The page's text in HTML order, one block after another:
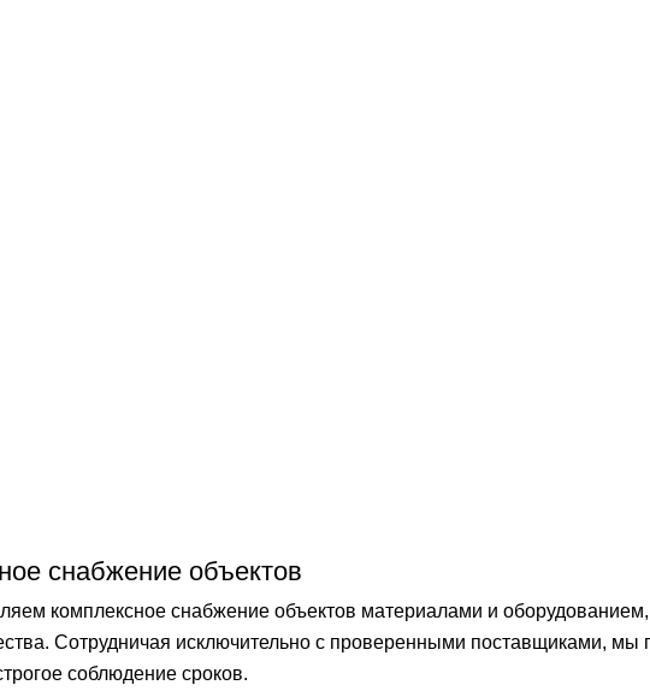
снабжение объектов
комплексное снабжение объектов материалами и оборудованием,
Сотрудничая исключительно с проверенными поставщиками,
соблюдение сроков.